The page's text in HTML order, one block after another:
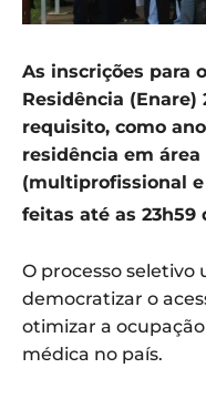
As inscrições para
Residência
requisito, como
residência em
(multiprofissional
feitas até as 23h59
O processo
democratizar o
otimizar a
médica no país.